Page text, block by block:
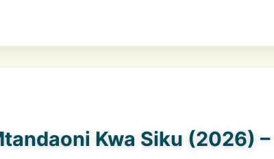
Kwa Siku (2026) –